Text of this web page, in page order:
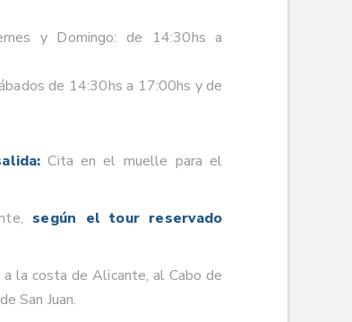
y Domingo: de 14:30hs a
de 14:30hs a 17:00hs y de
Cita en el muelle para el
según el tour reservado
la costa de Alicante, al Cabo de
San Juan.